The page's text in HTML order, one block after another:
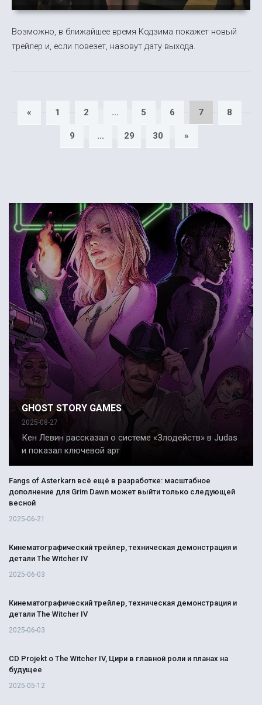
Возможно, в ближайшее время Кодзима покажет новый
трейлер и, если повезет, назовут дату выхода.
« 1 2 ... 5 6 7 8
9 ... 29 30 »
GHOST STORY GAMES
2025-08-27
Кен Левин рассказал о системе «Злодейств» в Judas
и показал ключевой арт
Fangs of Asterkarn всё ещё в разработке: масштабное
дополнение для Grim Dawn может выйти только следующей
весной
2025-06-21
Кинематографический трейлер, техническая демонстрация и
детали The Witcher IV
2025-06-03
Кинематографический трейлер, техническая демонстрация и
детали The Witcher IV
2025-06-03
CD Projekt о The Witcher IV, Цири в главной роли и планах на
будущее
2025-05-12